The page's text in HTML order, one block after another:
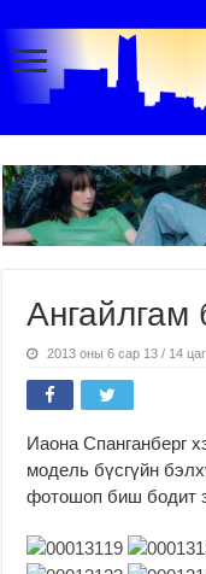
Ангайлгам
2013 оны 6 сар 13 / 14
Иаона Спанганберг
модель бүсгүйн
фотошоп биш бодит